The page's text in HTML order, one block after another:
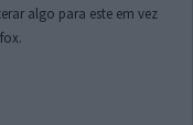
algo para este em vez